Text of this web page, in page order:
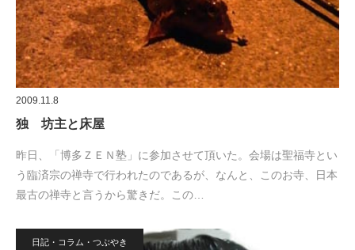
2009.11.8
独 坊主と床屋
昨日、「博多ＺＥＮ塾」に参加させて頂いた。会場は聖福寺とい
う臨済宗の禅寺で行われたのであるが、なんと、このお寺、日本
最古の禅寺と言うから驚きだ。この…
日記・コラム・つぶやき